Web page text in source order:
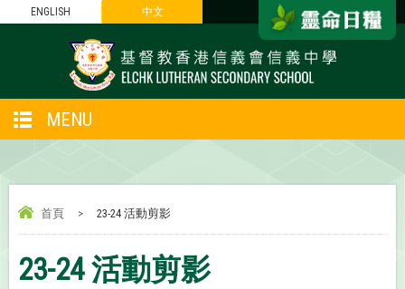
ENGLISH 中文
MENU
首頁 > 23-24 活動剪影
23-24 活動剪影